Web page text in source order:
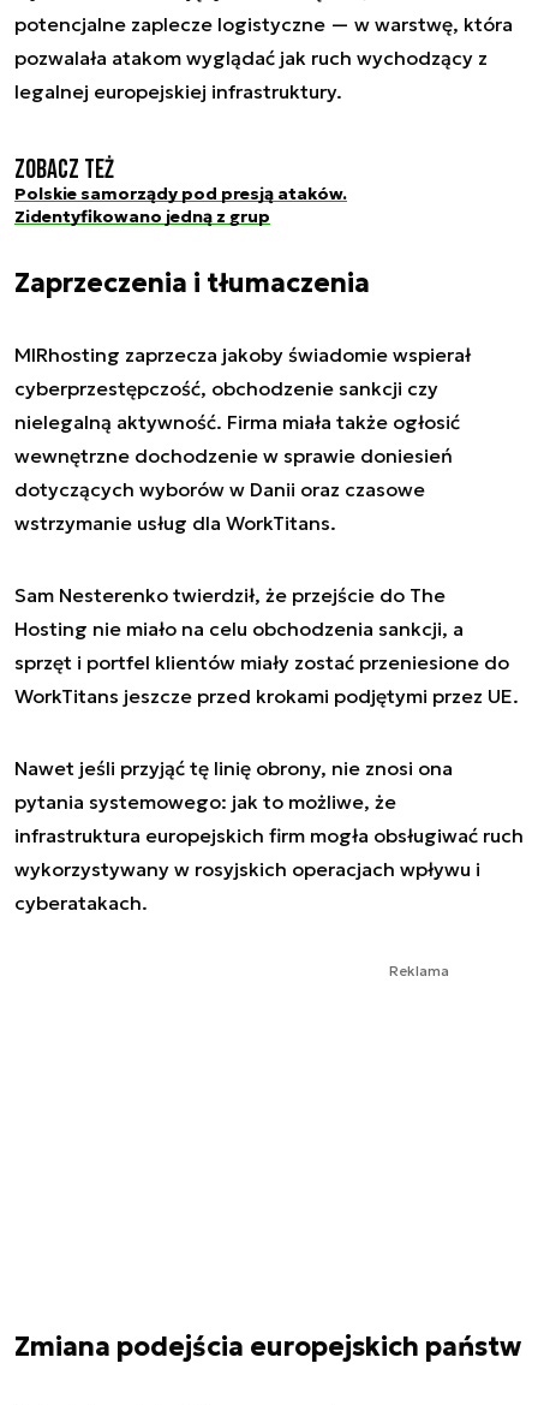
potencjalne zaplecze logistyczne — w warstwę, która
pozwalała atakom wyglądać jak ruch wychodzący z
legalnej europejskiej infrastruktury.
Zobacz też
Polskie samorządy pod presją ataków.
Zidentyfikowano jedną z grup
Zaprzeczenia i tłumaczenia
MIRhosting zaprzecza jakoby świadomie wspierał
cyberprzestępczość, obchodzenie sankcji czy
nielegalną aktywność. Firma miała także ogłosić
wewnętrzne dochodzenie w sprawie doniesień
dotyczących wyborów w Danii oraz czasowe
wstrzymanie usług dla WorkTitans.
Sam Nesterenko twierdził, że przejście do The
Hosting nie miało na celu obchodzenia sankcji, a
sprzęt i portfel klientów miały zostać przeniesione do
WorkTitans jeszcze przed krokami podjętymi przez UE.
Nawet jeśli przyjąć tę linię obrony, nie znosi ona
pytania systemowego: jak to możliwe, że
infrastruktura europejskich firm mogła obsługiwać ruch
wykorzystywany w rosyjskich operacjach wpływu i
cyberatakach.
Reklama
Zmiana podejścia europejskich państw